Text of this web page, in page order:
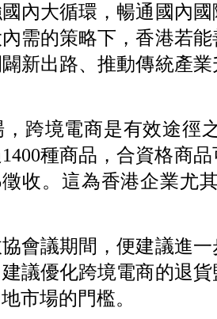
內大循環，暢通國內
需的策略下，香港若
新出路、推動傳統產
跨境電商是有效途徑
1400種商品，合資格商
徵收。這為香港企業尤
會議期間，便建議進
議優化跨境電商的退
市場的門檻。